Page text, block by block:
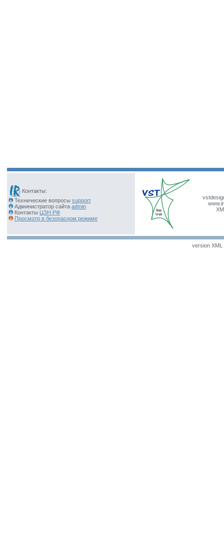
Контакты:
Технические вопросы support
Администратор сайта admin
Контакты ЦЗН РФ
Просмотр в безопасном режиме
version